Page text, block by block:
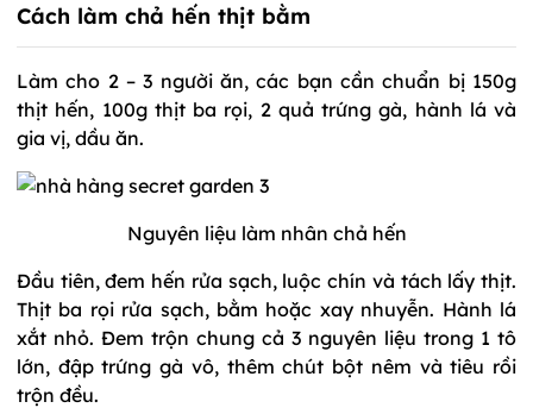
Cách làm chả hến thịt bằm
Làm cho 2 – 3 người ăn, các bạn cần chuẩn bị 150g
thịt hến, 100g thịt ba rọi, 2 quả trứng gà, hành lá và
gia vị, dầu ăn.
Nguyên liệu làm nhân chả hến
Đầu tiên, đem hến rửa sạch, luộc chín và tách lấy thịt.
Thịt ba rọi rửa sạch, bằm hoặc xay nhuyễn. Hành lá
xắt nhỏ. Đem trộn chung cả 3 nguyên liệu trong 1 tô
lớn, đập trứng gà vô, thêm chút bột nêm và tiêu rồi
trộn đều.